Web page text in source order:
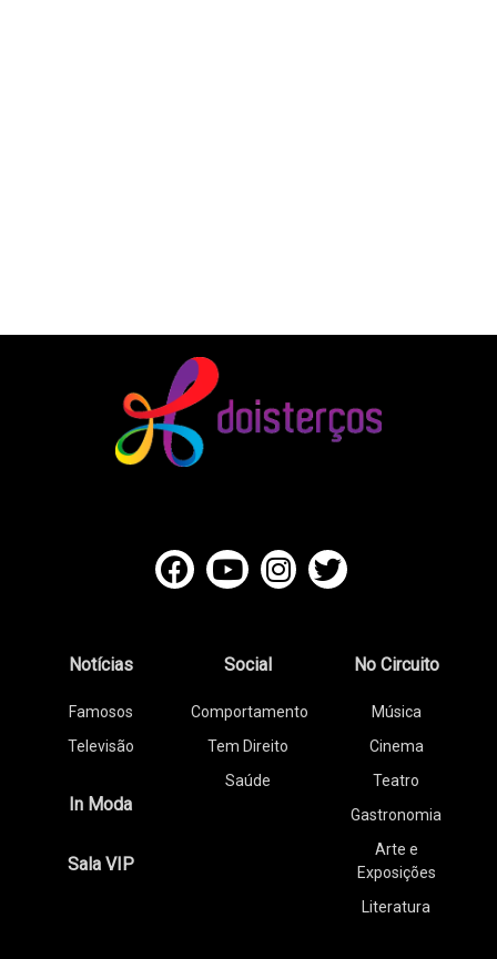
Notícias
Famosos
Televisão
In Moda
Sala VIP
Social
Comportamento
Tem Direito
Saúde
No Circuito
Música
Cinema
Teatro
Gastronomia
Arte e
Exposições
Literatura